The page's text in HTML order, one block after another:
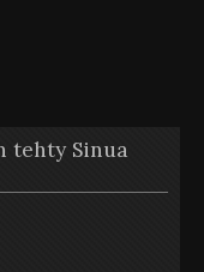
tehty Sinua